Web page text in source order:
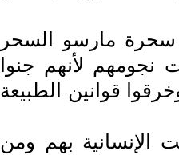
سحرة مارسو السحر
نجومهم لأنهم جنوا
قوانين الطبيعة
الإنسانية بهم ومن